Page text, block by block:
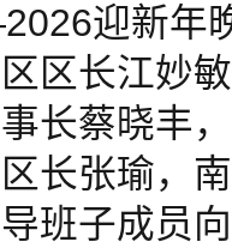
迎新年
区长江妙
长蔡晓丰
长张瑜，
班子成员